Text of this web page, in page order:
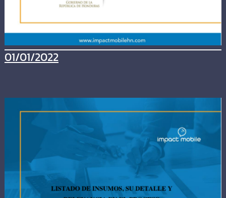
01/01/2022